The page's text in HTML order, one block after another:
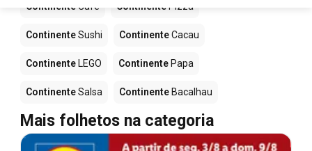
Continente Café ContinentePizza
ContinenteSushi ContinenteCacau
Continente LEGO Continente Papa
ContinenteSalsa Continente Bacalhau
Mais folhetos na categoria